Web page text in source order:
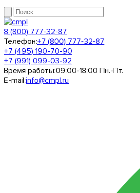
8 (800) 777-32-87
Телефон:+7 (800) 777-32-87
+7 (495) 190-70-90
+7 (991) 099-03-92
Время работы:09:00-18:00 Пн.-Пт.
E-mail:info@cmpl.ru